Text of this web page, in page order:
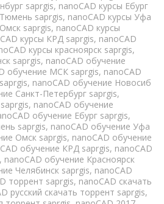
saprgis, nanoCAD курсы Ебург
saprgis, nanoCAD курсы Уфа
saprgis, nanoCAD курсы
курсы КРД saprgis, nanoCAD
курсы красноярск saprgis
saprgis, nanoCAD обучение
обучение МСК saprgis, nanoCAD
, nanoCAD обучение Новосиб
Санкт-Петербург saprgis
, nanoCAD обучение
обучение Ебург saprgis
saprgis, nanoCAD обучение Уфа
Омск saprgis, nanoCAD обучение
обучение КРД saprgis, nanoCAD
, nanoCAD обучение Красноярск
Челябинск saprgis, nanoCAD
торрент saprgis, nanoCAD скачать
русский скачать торрент saprgis